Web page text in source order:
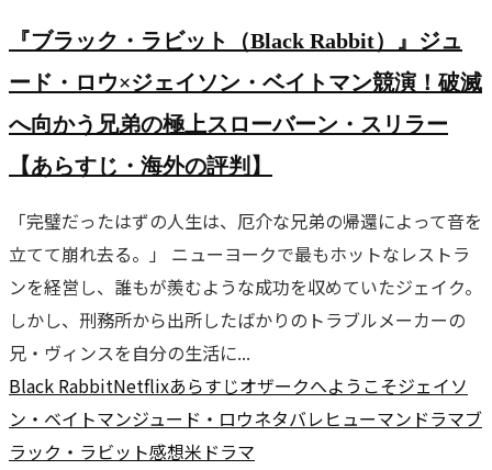
『ブラック・ラビット（Black Rabbit）』ジュ
ード・ロウ×ジェイソン・ベイトマン競演！破滅
へ向かう兄弟の極上スローバーン・スリラー
【あらすじ・海外の評判】
「完璧だったはずの人生は、厄介な兄弟の帰還によって音を
立てて崩れ去る。」 ニューヨークで最もホットなレストラ
ンを経営し、誰もが羨むような成功を収めていたジェイク。
しかし、刑務所から出所したばかりのトラブルメーカーの
兄・ヴィンスを自分の生活に...
Black RabbitNetflixあらすじオザークへようこそジェイソ
ン・ベイトマンジュード・ロウネタバレヒューマンドラマブ
ラック・ラビット感想米ドラマ